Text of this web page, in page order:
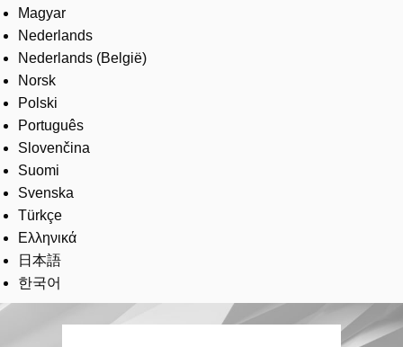
Magyar
Nederlands
Nederlands (België)
Norsk
Polski
Português
Slovenčina
Suomi
Svenska
Türkçe
Ελληνικά
日本語
한국어